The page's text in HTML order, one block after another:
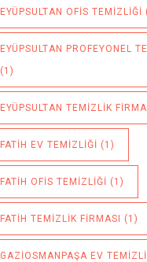
EYÜPSULTAN OFIS TEMIZLIĞI
EYÜPSULTAN PROFEYONEL
(1)
EYÜPSULTAN TEMIZLIK
FATIH EV TEMIZLIĞI (1)
FATIH OFIS TEMIZLIĞI (1)
FATIH TEMIZLIK FIRMASI (1)
GAZIOSMANPAŞA EV